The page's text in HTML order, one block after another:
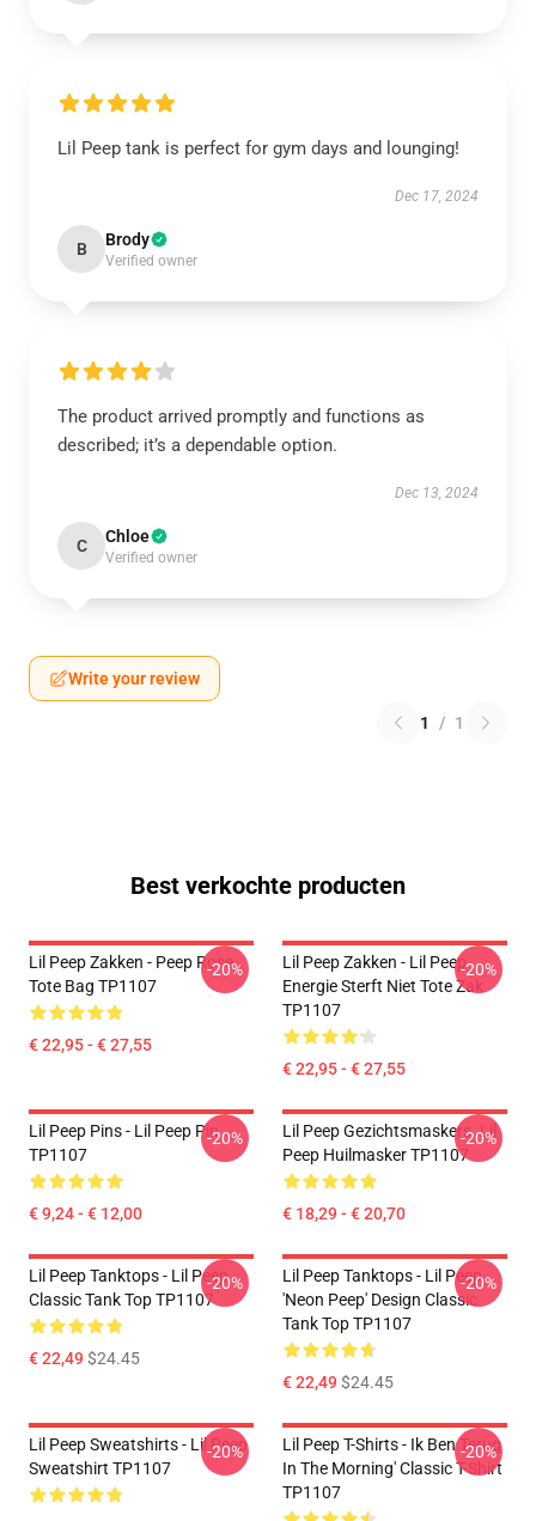
Lil Peep tank is perfect for gym days and lounging!
Dec 17, 2024
B Brody
Verified owner
The product arrived promptly and functions as
described; it’s a dependable option.
Dec 13, 2024
C Chloe
Verified owner
Write your review
1 / 1
Best verkochte producten
Lil Peep Zakken - Peep Rose
Tote Bag TP1107
€ 22,95 - € 27,55
-20%
Lil Peep Zakken - Lil Peep
Energie Sterft Niet Tote Zak
TP1107
€ 22,95 - € 27,55
-20%
Lil Peep Pins - Lil Peep Pin
TP1107
€ 9,24 - € 12,00
-20%
Lil Peep Gezichtsmaskers. Lil
Peep Huilmasker TP1107
€ 18,29 - € 20,70
-20%
Lil Peep Tanktops - Lil Peep
Classic Tank Top TP1107
€ 22,49$24.45
-20%
Lil Peep Tanktops - Lil Peep
'Neon Peep' Design Classic
Tank Top TP1107
€ 22,49$24.45
-20%
Lil Peep Sweatshirts - Lil Peep
Sweatshirt TP1107
-20%
Lil Peep T-Shirts - Ik Ben Terug
In The Morning' Classic T-Shirt
TP1107
-20%